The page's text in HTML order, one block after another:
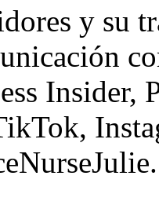
y su
Insider,